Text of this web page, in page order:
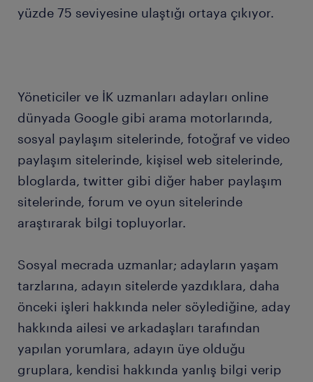
yüzde 75 seviyesine ulaştığı ortaya çıkıyor.
Yöneticiler ve İK uzmanları adayları online
dünyada Google gibi arama motorlarında,
sosyal paylaşım sitelerinde, fotoğraf ve video
paylaşım sitelerinde, kişisel web sitelerinde,
bloglarda, twitter gibi diğer haber paylaşım
sitelerinde, forum ve oyun sitelerinde
araştırarak bilgi topluyorlar.
Sosyal mecrada uzmanlar; adayların yaşam
tarzlarına, adayın sitelerde yazdıklara, daha
önceki işleri hakkında neler söylediğine, aday
hakkında ailesi ve arkadaşları tarafından
yapılan yorumlara, adayın üye olduğu
gruplara, kendisi hakkında yanlış bilgi verip